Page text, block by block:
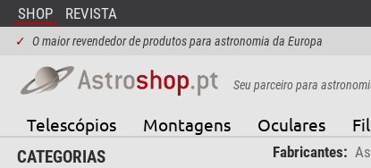
SHOP REVISTA
✓ O maior revendedor de produtos para astronomia da Europa
Seu parceiro para
Telescópios Montagens Oculares
CATEGORIAS Fabricantes: